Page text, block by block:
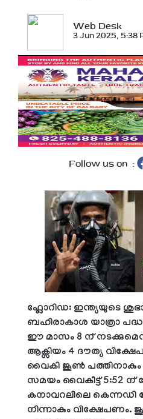
Web Desk
3 Jun 2025, 5:38
Follow us on :
ഫ്ലോറിഡ: ഇന്ത്യയുടെ
ബഹിരാകാശ യാത്രാ
ഈ മാസം 8 ന്
ആക്സിയം 4 ദൗത്യ
വൈകി ജൂൺ പത്തിനാകും
സമയം വൈകീട്ട് 5:52 ന്
കനാവറലിലെ കെന്നഡി
നിന്നാകും വിക്ഷേപണം.